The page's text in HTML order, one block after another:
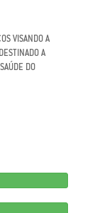
VISANDO A
A
DO